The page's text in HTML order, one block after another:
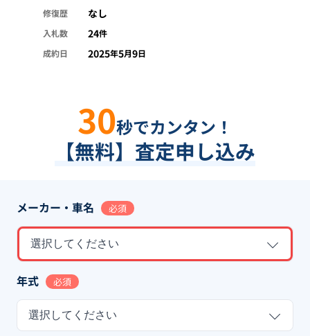
修復歴
なし
入札数 24件
成約日
2025年5月9日
30秒でカンタン！
【無料】査定申し込み
メーカー・車名 必須
選択してください
年式 必須
選択してください